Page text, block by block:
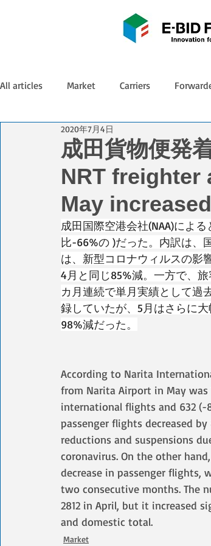
All articles Market Carriers
成田貨物便発
NRT freighter
May
2020年7月4日
成田国際空港会社(NAA)によ
比-66%の )だった。内訳は、
は、新型コロナウィルスの影
4月と同じ85%減。一方で、
カ月連続で単月実績として過
録していたが、5月はさらに
98%減だった。
According to Narita
from Narita Airport in May was
international flights and 632
passenger flights decreased
reductions and suspensions
coronavirus. On the other
decrease in passenger flights,
two consecutive months. The
2812 in April, but it increased
and domestic total.
Market